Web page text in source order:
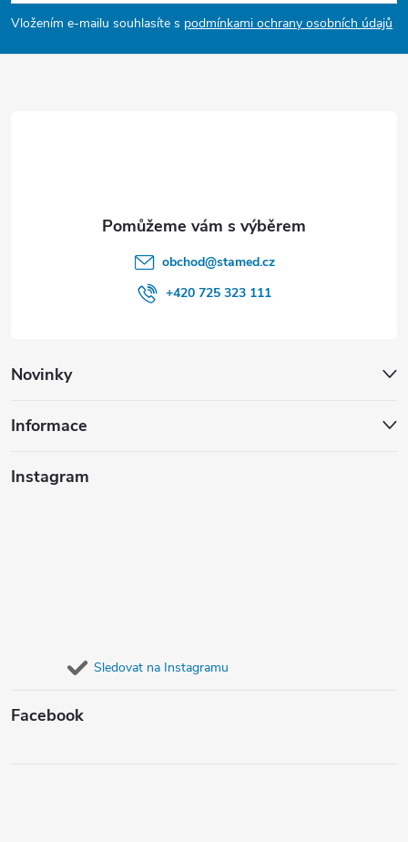
p
a
Vložením e-mailu souhlasíte s podmínkami ochrany osobních údajů
Novinky
Informace
Instagram
Sledovat na Instagramu
Facebook
obchod@stamed.cz
+420 725 323 111